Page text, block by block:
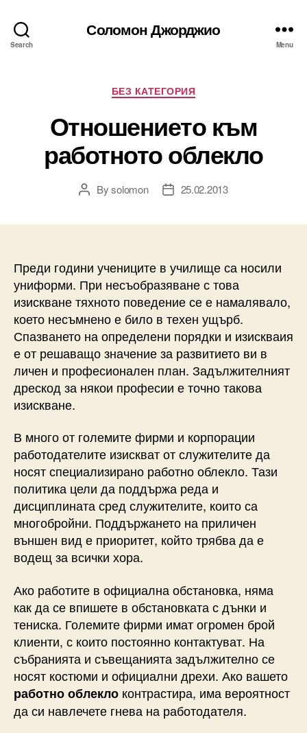
Search
Соломон Джорджио
Menu
Categories
БЕЗ КАТЕГОРИЯ
Отношението към
работното облекло
PostBysolomon
Post25.02.2013
Преди години учениците в училище са носили
униформи. При несъобразяване с това
изискване тяхното поведение се е намалявало,
което несъмнено е било в техен ущърб.
Спазването на определени порядки и изискваия
е от решаващо значение за развитието ви в
личен и професионален план. Задължителният
дрескод за някои професии е точно такова
изискване.
В много от големите фирми и корпорации
работодателите изискват от служителите да
носят специализирано работно облекло. Тази
политика цели да поддържа реда и
дисциплината сред служителите, които са
многобройни. Поддържането на приличен
външен вид е приоритет, който трябва да е
водещ за всички хора.
Ако работите в официална обстановка, няма
как да се впишете в обстановката с дънки и
тениска. Големите фирми имат огромен брой
клиенти, с които постоянно контактуват. На
събранията и съвещанията задължително се
носят костюми и официални дрехи. Ако вашето
работно облекло контрастира, има вероятност
да си навлечете гнева на работодателя.